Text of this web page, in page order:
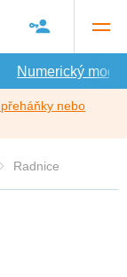
Numerický model
nebo
Radnice